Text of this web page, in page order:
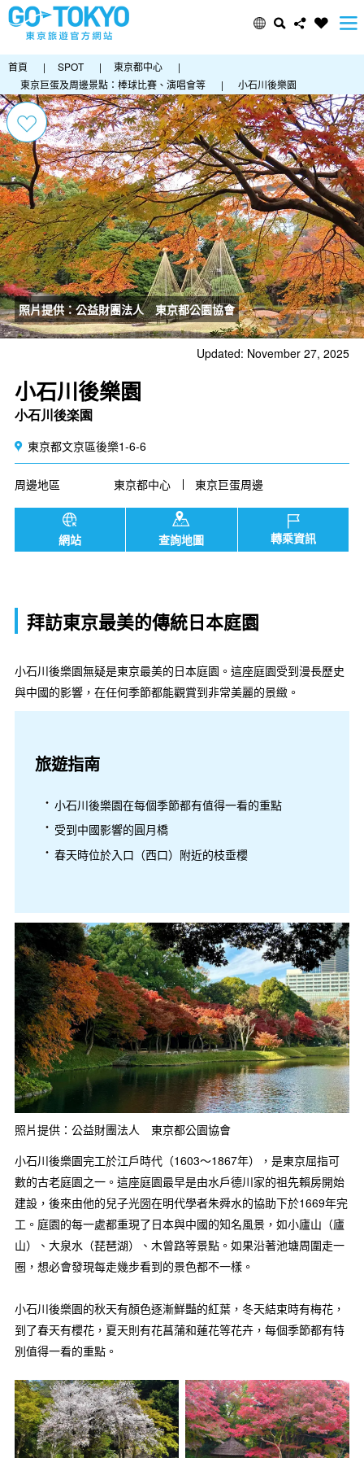
首頁 | SPOT | 東京都中心
|
東京巨蛋及周邊景點：棒球比賽、演唱會等
| 小石川後樂園
照片提供：公益財團法人 東京都公園協會
Updated: November 27, 2025
小石川後樂園
小石川後楽園
東京都文京區後樂1-6-6
周邊地區 東京都中心 東京巨蛋周邊
網站 查詢地圖 轉乘資訊
拜訪東京最美的傳統日本庭園
小石川後樂園無疑是東京最美的日本庭園。這座庭園受到漫長歷史
與中國的影響，在任何季節都能觀賞到非常美麗的景緻。
旅遊指南
小石川後樂園在每個季節都有值得一看的重點
受到中國影響的圓月橋
春天時位於入口（西口）附近的枝垂櫻
照片提供：公益財團法人 東京都公園協會
小石川後樂園完工於江戶時代（1603～1867年），是東京屈指可
數的古老庭園之一。這座庭園最早是由水戶德川家的祖先賴房開始
建設，後來由他的兒子光圀在明代學者朱舜水的協助下於1669年完
工。庭園的每一處都重現了日本與中國的知名風景，如小廬山（廬
山）、大泉水（琵琶湖）、木曾路等景點。如果沿著池塘周圍走一
圈，想必會發現每走幾步看到的景色都不一樣。
小石川後樂園的秋天有顏色逐漸鮮豔的紅葉，冬天結束時有梅花，
到了春天有櫻花，夏天則有花菖蒲和蓮花等花卉，每個季節都有特
別值得一看的重點。